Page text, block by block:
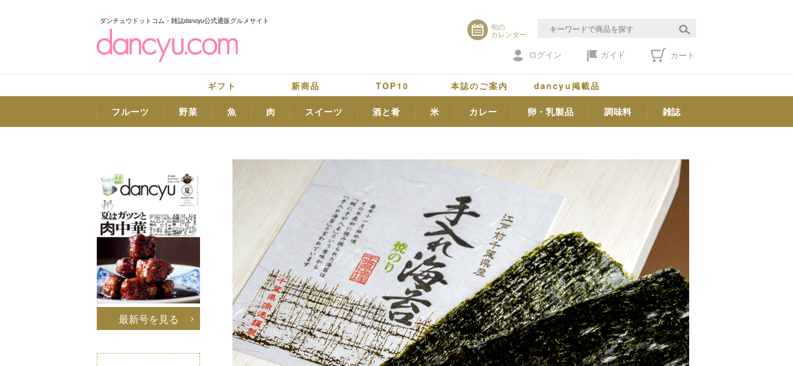
ダンチュウドットコム・雑誌dancyu公式通販グルメサイト
旬の
カレンダー
ログイン ガイド カート
ギフト 新商品 TOP10 本誌のご案内 dancyu掲載品
フルーツ 野菜 魚 肉 スイーツ 酒と肴 米 カレー 卵・乳製品 調味料 雑誌
最新号を見る